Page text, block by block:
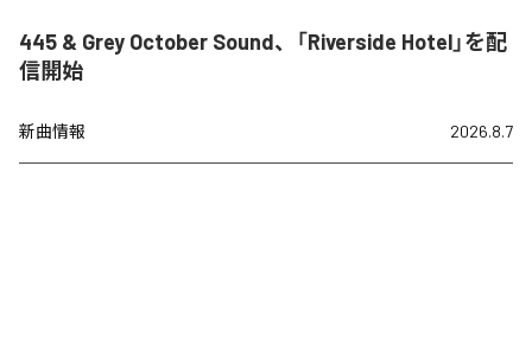
445 & Grey October Sound、「Riverside Hotel」を配
信開始
新曲情報 2026.8.7